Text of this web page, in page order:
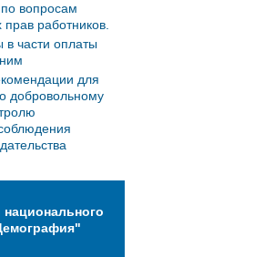
вопросам
работников.
в части оплаты
для
добровольному